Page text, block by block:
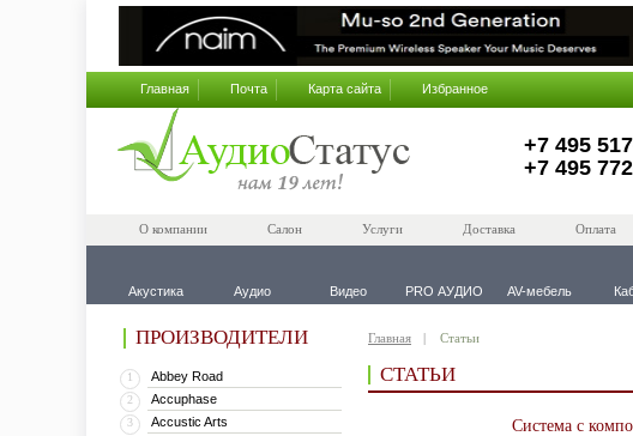
Главная Почта Карта сайта Избранное
+7 495
+7 495
О компании Салон Услуги Доставка Оплата
Акустика Аудио Видео PRO АУДИО AV-мебель
ПРОИЗВОДИТЕЛИ
1 Abbey Road
2 Accuphase
3 Accustic Arts
Главная Статьи
СТАТЬИ
Система с